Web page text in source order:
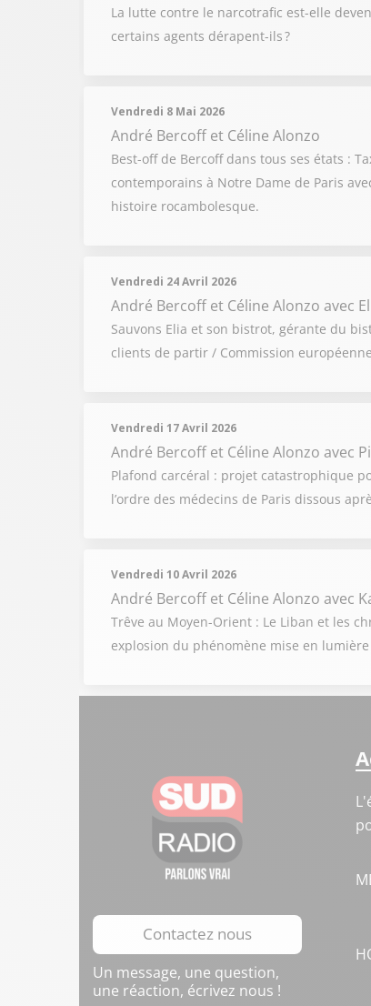
La lutte contre le narcotrafic est-elle
certains agents dérapent-ils ?
Vendredi 8 Mai 2026
André Bercoff et Céline Alonzo
Best-off de Bercoff dans tous ses états :
contemporains à Notre Dame de Paris
histoire rocambolesque.
Vendredi 24 Avril 2026
André Bercoff et Céline Alonzo avec
Sauvons Elia et son bistrot, gérante du
clients de partir / Commission
Vendredi 17 Avril 2026
André Bercoff et Céline Alonzo avec
Plafond carcéral : projet catastrophique
l’ordre des médecins de Paris dissous
Vendredi 10 Avril 2026
André Bercoff et Céline Alonzo avec
Trêve au Moyen-Orient : Le Liban et les
explosion du phénomène mise en
Contactez nous
Un message, une question,
une réaction, écrivez nous !